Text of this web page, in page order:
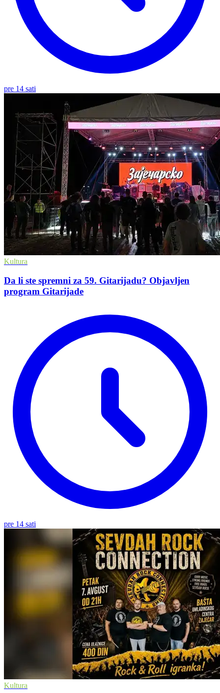
pre 14 sati
Kultura
Da li ste spremni za 59. Gitarijadu? Objavljen
program Gitarijade
pre 14 sati
Kultura